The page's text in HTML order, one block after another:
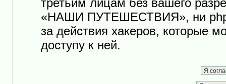
третьим лицам без вашего
«НАШИ ПУТЕШЕСТВИЯ», ни
за действия хакеров, которые
доступу к ней.